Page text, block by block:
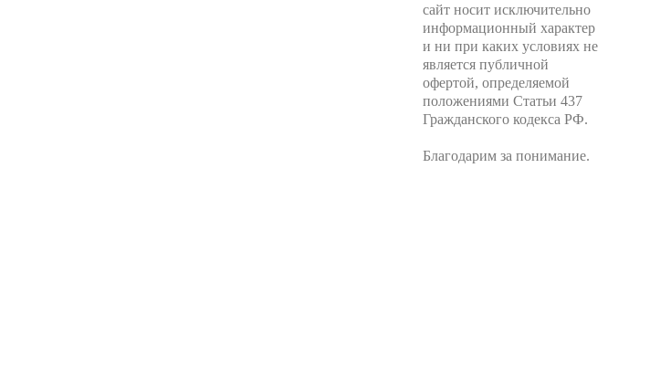
сайт носит исключительно
информационный характер
и ни при каких условиях не
является публичной
офертой, определяемой
положениями Статьи 437
Гражданского кодекса РФ.
Благодарим за понимание.